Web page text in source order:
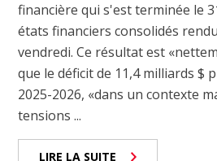
financière qui s'est terminée le
états financiers consolidés
vendredi. Ce résultat est
que le déficit de 11,4 milliards $
2025-2026, «dans un contexte
tensions ...
LIRE LA SUITE